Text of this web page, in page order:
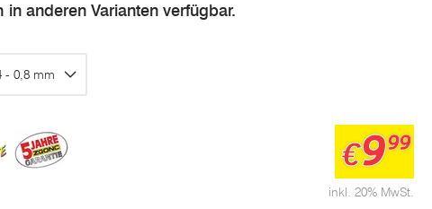
in anderen Varianten verfügbar.
- 0,8 mm
inkl. 20% MwSt.
€999